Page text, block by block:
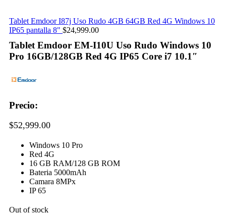
Tablet Emdoor I87j Uso Rudo 4GB 64GB Red 4G Windows 10
IP65 pantalla 8" $24,999.00
Tablet Emdoor EM-I10U Uso Rudo Windows 10
Pro 16GB/128GB Red 4G IP65 Core i7 10.1″
Precio:
$52,999.00
Windows 10 Pro
Red 4G
16 GB RAM/128 GB ROM
Bateria 5000mAh
Camara 8MPx
IP 65
Out of stock